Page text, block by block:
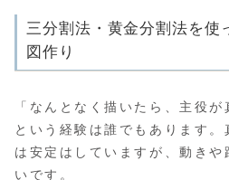
三分割法・黄金分割法を使
図作り
「なんとなく描いたら、主役
という経験は誰でもあります。
は安定はしていますが、動きや
いです。